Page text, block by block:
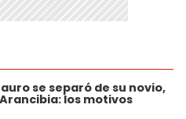
se separó de su novio,
los motivos